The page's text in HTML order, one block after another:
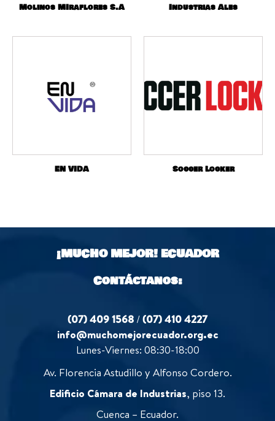
Molinos MIraflores S.A Industrias Ales
EN VIDA Soccer Locker
¡MUCHO MEJOR!ECUADOR
Contáctanos:
(07) 409 1568 /(07) 410 4227
info@muchomejorecuador.org.ec
Lunes-Viernes: 08:30-18:00
Av. Florencia Astudillo y Alfonso Cordero.
Edificio Cámara de Industrias, piso 13.
Cuenca – Ecuador.